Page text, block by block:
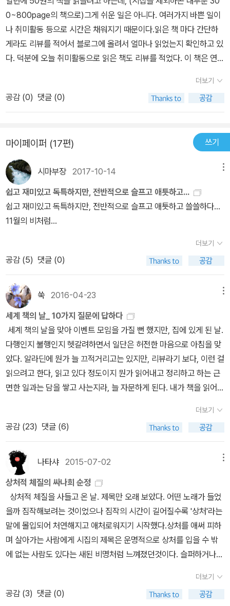
빈 들녘에 피어오르는 저녁연기 갈 길 가로막는 노을 따위에 흔히 다
친다 내가 기억하는 노래 나를 불러 세우던 몇 번의 가을 내가 쓰러져
새벽까지 울던 한 세월 가파른 사랑 때문에 거듭 다치고 나를 버리고
간 강물들과 자라서는 한번 빠져 다시는 떠오르지 않던 서편 바다의
별빛들 때문에 깊이 다친다 상처는 내가 바라보는 세월 안팎에서 수
많은 봄날을 이룩하지만 봄날, 아무도 기억하지 않는 꽃들이 세상에
왔다 가듯 내게도 부를 수 없는 상처의 이름은 늘 있다 저물고 저무는
였다 그러나 나는 또 이름 없이 다친다 상처는 나의 체질 어떤 달콤한
절망으로도 나를 아주 쓰러뜨리지는 못하였으므로 내 저무는 상처의
꽃밭 위에 거듭 내리는 오, 저 찬란한 채찍 지상에 발을 떼지 않는 직
립 보행하는 인간의 꿈은 새가 아닐까. 자유로움 때문에 그리고 생의
무게를 벗어나고 싶은 열망은 저녁 새 떼들에게 고스란히 옮겨진다.
나의 일생이 자유로웠노라고, 아니 자유롭고 싶었노라고. 그리고 스
스로에게 다짐하듯이 시인은 말한다. 가거라, 새 지혜로운 새는 세상
아주 저물지 못하는 마음 한 자리 병이 깊어서 겁도 없이 몸도 없이 잠
아보자고 몸부림치는 모든, 지친 그대에게. 다, 지나간다. 소소한 바람
소리처럼 그렇게 잠깐 살다 가는 우리 모두에게 행복과 희망이 깃들
기를. 시인이 작사한 ‘너무 아픈 사랑은 사랑이 아니었음을’을 김광석
의 노래로 듣는 것은 모르겠지만 바로 내 곁에 있는 사람의 목소리가
아니었으면. 반성 하늘이 함부로 죽지 않는 것은 아직 다 자라지 않은
별들이 제 품 안에 꽃피고 있기 때문이다. 보아라, 하늘조차 제가 낳은
것들을 위해 늙은 목숨 끊지 못하고 고달픈 생애를 이어간다 하늘에
게 배우자 하늘이라고 왜 아프고 서러운 일 없겠느냐 어찌 절망의 문
턱이 없겠느냐 그래도 끝까지 살아보자고 살아보자고 몸을 일으키는
저 굳센 하늘 아래 별이 살고 사람이 산다 100823-076
과 저문 숲 건너 고요히 내 어깨에 내리는 것이다모든 지나간 사랑은
내 생애에진실로 나를 찾아온 사랑 아니었다고 말해주는 것이다새처
럼 반짝이며 물고기처럼 명랑한 음성으로오로지 내 오랜 슬픔을 위해
서만 속삭여주는 것이다나는 비로소 깨끗한 울음 한 잎으로 피어나그
의 무릎에 고단했던 그리움과 상처들을 내려놓고임종처럼 가벼워진
안식과 몸을 바꾸는 것이다차마 어쩌지 못하고 눈발을 쏟아내는 저녁
하늘처럼젖은 눈썹 하나로 가릴 수 없는 작별처럼내게도 사랑은 그렇
으로 버림받는 존재였다내가 미처 준비하기 전에결별의 1초 후를 예
비하기 전에다를 떠나버렸다사람을 만나면 술을 마셨다술자리가 끝
나기 전까지는 떠나지 않으리라는 기대 때문이었다가야 할 사람들은
늘 먼저 일어서버렸다대부분의 사람들은 끝까지 잘 참아주었다그러
나 마침내 술자리가 끝났을 때결국 취한 나를 데리고 어느 바닥에든
데려가잠재우고 있는 것은 나였다더 갈 데 없는 혼자였다치타전속력
으로 달려가 톰슨가젤의 목덜미를 물고숨을 헐떡거리고 있는 치타를
겨 주춤주춤먹이를 놓고 뒷걸음질 치는 치타를 보면주린 배를 허리에
붙인 채 다시 평원을 바라보는저 무르고 퀭한 눈 바라보면쉰 살 넘어
문자 메시지로전속력으로 해고 통보받은 가장을 보면닳아 없어진 구
두 뒷굽을 보면거울을 보면 눈으로 읽을 땐 몰랐다. 입으로 낭독할 때
도 몰랐다. 시를 보는 눈이 낮기 때문에, 솔직히 그럴 듯한 시를 체크
해두고, 나는 시집도 읽소, 라고 큰소리 좀 내보려고 몇 편 옮겨적었
다. 옮기고서야 아, 류근은, 나는, 우리는 모두 이렇게 혼자인 사람이
구나. 세상에 혼자 존재한다는 걸 죽어도 싫어해 타인과 관계를 맺음
으로써 세상을 살아가려 했던 건데, 그저 같이, 함께, 큰 사랑이 아닌
작은 눈길 하나를 바랐던 건데, 결국은 진창 속에서 허우적대는 나를
발견할 때 그 허탈함이란.
0~800page의 책으로)그게 쉬운 일은 아니다. 여러가지 바쁜 일이
나 취미활동 등으로 시간은 채워지기 때문이다.읽은 책 마다 간단하
게라도 리뷰를 적어서 블로그에 올려서 얼마나 읽었는지 확인하고 있
다. 덕분에 오늘 취미활동으로 읽은 책도 리뷰를 적었다. 이 책은 연말
요하지 않다.시집을 읽고 별점을 매기는데, 별 4은 아주 좋은 시집.
별 3은 좋은 시집.그 이하는 대개 비밀글로 리뷰를 적고는 한다.별 5
개를 주는 시집은 좋다고 표현하기 어려운.. 경외심을 느끼게 하는 시
시집은 그간의 노력과 고민을 모아서 나온 시집이리라. 이런 시집을
읽는 다는 것은 얼마나 큰 즐거움인가.너무나 감사드린다. *****3부
뒷부분의 시에서 몇몇은 별로 안좋았다.몇몇은 1, 2부의 시만큼 좋기
도 했지만.뭐. 내가 그렇게 느낀다는 거지만.
더보기
공감 (0) 댓글 (0)
마이페이퍼 (17편) 쓰기
시마부장2017-10-14
쉽고 재미있고 독특하지만, 전반적으로 슬프고 애틋하고...
쉽고 재미있고 독특하지만, 전반적으로 슬프고 애틋하고 쓸쓸하다...
11월의 비처럼...
더보기
공감 (5) 댓글 (0)
쑥 2016-04-23
세계 책의 날_ 10가지 질문에 답하다
세계 책의 날을 맞아 이벤트 모임을 가질 뻔 했지만, 집에 있게 된 날.
다행인지 불행인지 헷갈려하면서 일단은 허전한 마음으로 아침을 맞
았다. 알라딘에 뭔가 늘 끄적거리고는 있지만, 리뷰라기 보다, 이런 걸
읽으려고 한다, 읽고 있다 정도이지 뭔가 읽어내고 정리하고 하는 근
면한 일과는 담을 쌓고 사는지라, 늘 자문하게 된다. 내가 책을 읽어
사항이 있음인가? 북플에 주르르 올라온 10가지 질문에 대한 답들
을 보며, 나도 대화 삼아 한 번 작성해본다. 역시 읽었거나 읽고 있는
책이 없어 대답에 어려움을 느꼈다. 오늘 내일은 미세먼지 농도 아주
나쁨이라고 한다. 모두 집안에서 책만 읽는 하루 되시길. 축! 세계 책
의 날! Q1. 언제, 어디서 책 읽는 걸 좋아하십니까? 새벽 4시~6시
침대에서 스탠드 켜놓고 읽을 때 가장 행복하다고 느낍니다.전철역
환승하면서나 버스 기다리는 정류장에서 읽을 때는 시간을 버는 것
같아 뿌듯하고, 카페에서 책을 읽는 것도 좋아합니다. Q2. 독서 습관
이 궁금합니다. 종이책을 읽으시나요? 전자책을 읽으시나요? 읽으면
서 메모를 하거나 책을 접거나 하시나요? 종이책만 읽습니다. 집에
서 읽을 때는 노트북 켜놓고 메모하면서 읽고 외부에서 읽을 때는 포
스트 잇을 사용하는 편이고 책을 접지는 않습니다. 비교적 최근에 색
연필이나 형광펜으로 밑줄 긋기를 하게 되었습니다. Q3. 지금 침대
더보기
공감 (23) 댓글 (6)
나타샤 2015-07-02
상처적 체질의 싸나희 순정
상처적 체질을 사들고 온 날. 제목만 오래 보았다. 어떤 노래가 들었
을까 짐작해보려는 것이었으나 짐작의 시간이 길어질수록 '상처'라는
말에 몰입되어 처연해지고 애처로워지기 시작했다.상처를 애써 피하
며 살아가는 사람에게 시집의 제목은 운명적으로 상처를 입을 수 밖
에 없는 사람도 있다는 새된 비명처럼 느껴졌던것이다. 슬퍼하거나
은 맵싸했다. 기꺼이 상처받겠다는 한 사내의 선언 같았다.마치 사랑
하는 그니를 찾아 혹은 내것이 아니어도 그것이 사랑이기에 무심한듯
더보기
공감 (3) 댓글 (0)